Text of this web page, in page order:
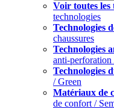
Voir toutes les
technologies
Technologies
chaussures
Technologies
anti-perforation
Technologies
/ Green
Matériaux de
de confort /